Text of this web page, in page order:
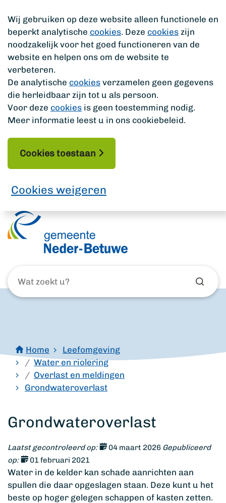
Wij gebruiken op deze website alleen functionele en
beperkt analytische cookies. Deze cookies zijn
noodzakelijk voor het goed functioneren van de
website en helpen ons om de website te
verbeteren.
De analytische cookies verzamelen geen gegevens
die herleidbaar zijn tot u als persoon.
Voor deze cookies is geen toestemming nodig.
Meer informatie leest u in ons cookiebeleid.
Cookies toestaan
Cookies weigeren
zoekt
u?
Home
Leefomgeving
Water en riolering
Overlast en meldingen
Grondwateroverlast
Grondwateroverlast
Laatst gecontroleerd op: 04 maart 2026 Gepubliceerd
op:
01 februari 2021
Water in de kelder kan schade aanrichten aan
spullen die daar opgeslagen staan. Deze kunt u het
beste op hoger gelegen schappen of kasten zetten.